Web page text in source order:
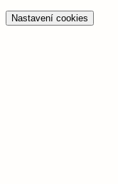
Nastavení cookies